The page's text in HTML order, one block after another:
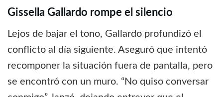
Gissella Gallardo rompe el silencio
Lejos de bajar el tono, Gallardo profundizó el
conflicto al día siguiente. Aseguró que intentó
recomponer la situación fuera de pantalla, pero
se encontró con un muro. “No quiso conversar